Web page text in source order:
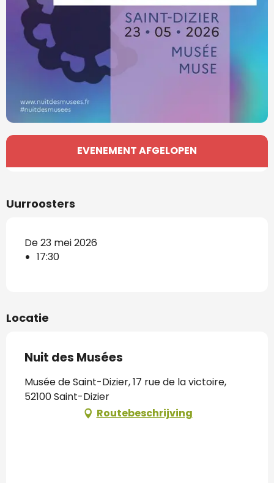
Openingstijden en contactgegevens
EVENEMENT AFGELOPEN
Uurroosters
De 23 mei 2026
17:30
Locatie
Nuit des Musées
Musée de Saint-Dizier, 17 rue de la victoire,
52100 Saint-Dizier
Routebeschrijving